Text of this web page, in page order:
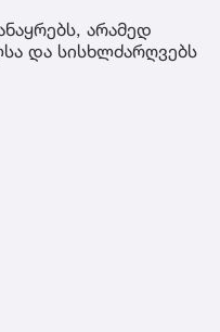
არამედ
და სისხლძარღვებს